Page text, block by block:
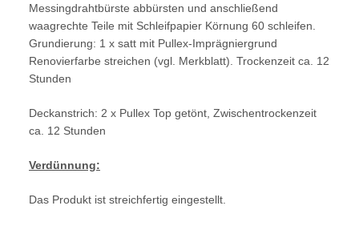
Messingdrahtbürste abbürsten und anschließend
waagrechte Teile mit Schleifpapier Körnung 60 schleifen.
Grundierung: 1 x satt mit Pullex-Imprägniergrund
Renovierfarbe streichen (vgl. Merkblatt). Trockenzeit ca. 12
Stunden
Deckanstrich: 2 x Pullex Top getönt, Zwischentrockenzeit
ca. 12 Stunden
Verdünnung:
Das Produkt ist streichfertig eingestellt.